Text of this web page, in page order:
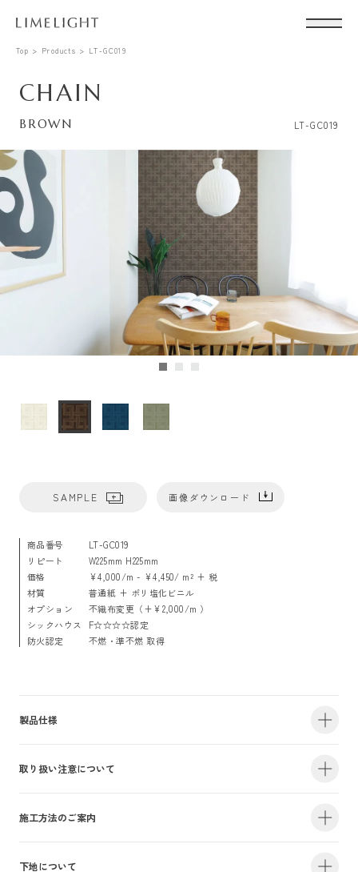
Top Products LT-GC019
CHAIN
BROWN LT-GC019
SAMPLE 画像ダウンロード
商品番号
LT-GC019
リピート
W225mm H225mm
価格
¥4,000/m - ¥4,450/ m² + 税
材質
普通紙 + ポリ塩化ビニル
オプション
不織布変更（+¥2,000/m ）
シックハウス
F☆☆☆☆認定
防火認定
不燃・準不燃 取得
製品仕様
・サイズ
940mm×47m（有効巾900mm・m切売り）
・防カビ性能
取り扱い注意について
| 1.防火性能について |
建物内の内装仕上げに関しては、建築基準法により防火上の基準が定められ
施工方法のご案内
詳しい施工方法のご案内につきましては、PDFをご覧ください。
下地について